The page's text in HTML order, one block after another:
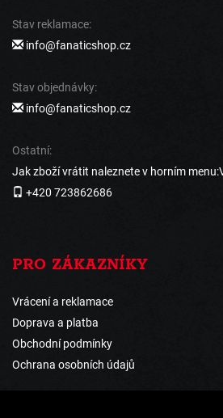
Stav reklamace:
info@fanaticshop.cz
Stav objednávky:
info@fanaticshop.cz
Ostatní:
Jak zboží vrátit naleznete v horním
+420 723862686
PRO ZÁKAZNÍKY
Vrácení a reklamace
Doprava a platba
Obchodní podmínky
Ochrana osobních údajů